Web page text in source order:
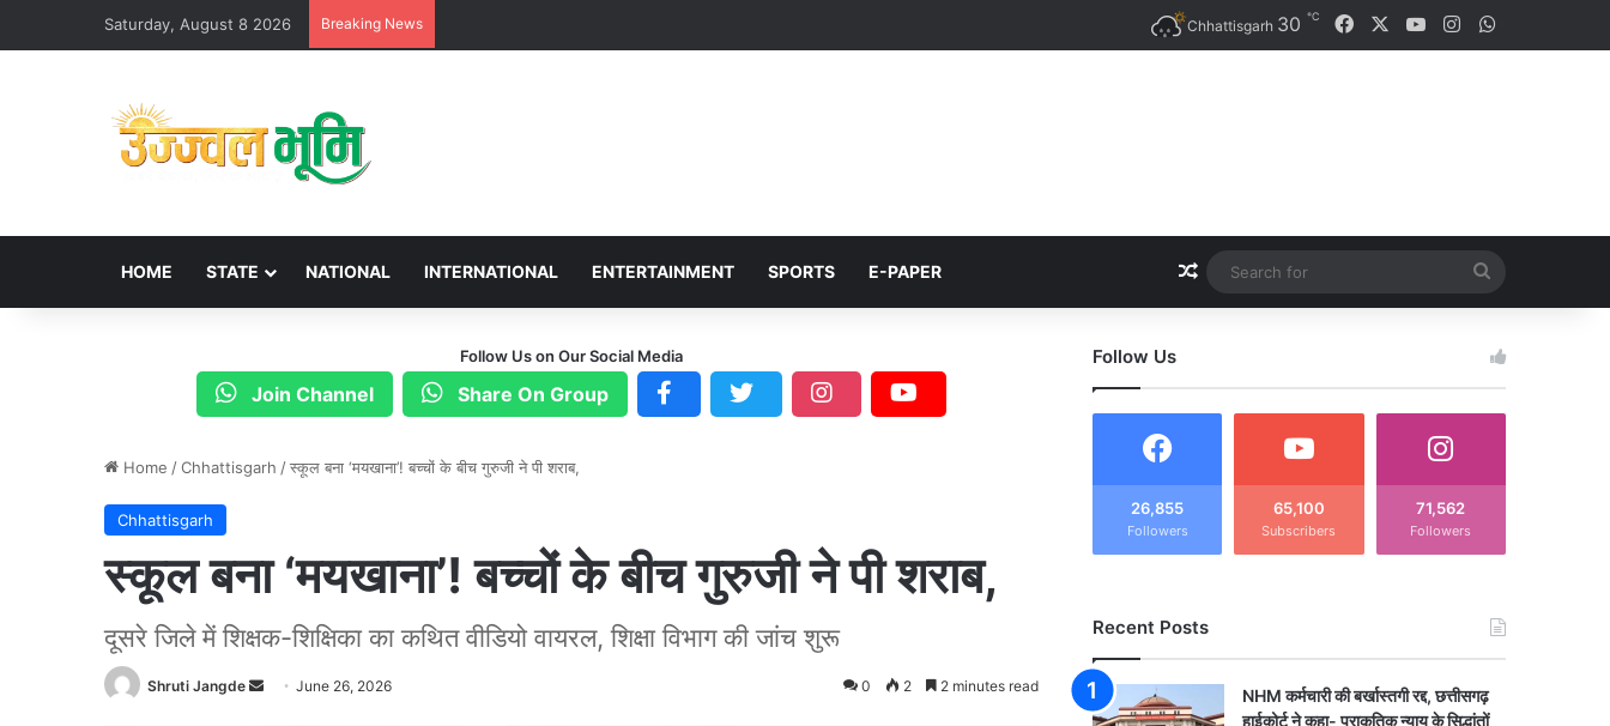
Saturday, August 8 2026 Breaking News Chhattisgarh 30 ℃ Facebook YouTubeInstagram
HOME STATE NATIONAL INTERNATIONAL ENTERTAINMENT SPORTS E-PAPER Random Article
for
Follow Us on Our Social Media
Join Channel Share On Group
Home /Chhattisgarh /स्कूल बना ‘मयखाना’! बच्चों के बीच गुरुजी ने पी शराब,
Chhattisgarh
स्कूल बना ‘मयखाना’! बच्चों के बीच गुरुजी ने पी शराब,
दूसरे जिले में शिक्षक-शिक्षिका का कथित वीडियो वायरल, शिक्षा विभाग की जांच शुरू
Shruti Jangde June 26, 2026 0 2 2 minutes read
Follow Us
26,855
Followers
65,100
Subscribers
71,562
Followers
Recent Posts
NHM कर्मचारी की बर्खास्तगी रद्द, छत्तीसगढ़
हाईकोर्ट ने कहा- प्राकृतिक न्याय के सिद्धांतों